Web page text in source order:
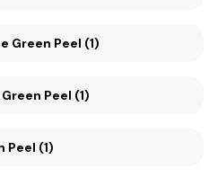
Green Peel (1)
Green Peel (1)
Peel (1)